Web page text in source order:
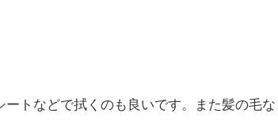
トなどで拭くのも良いです。
また髪の毛